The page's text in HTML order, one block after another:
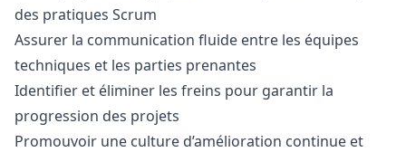
des pratiques Scrum
Assurer la communication fluide entre les équipes
techniques et les parties prenantes
Identifier et éliminer les freins pour garantir la
progression des projets
Promouvoir une culture d’amélioration continue et